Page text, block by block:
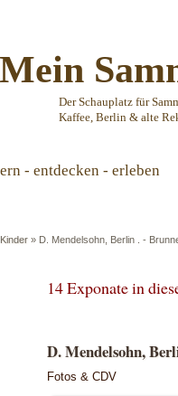
Mein
Der Schauplatz für
Kaffee, Berlin & alte
- entdecken - erleben
Kinder » D. Mendelsohn, Berlin . -
14 Exponate in
D. Mendelsohn,
Fotos & CDV